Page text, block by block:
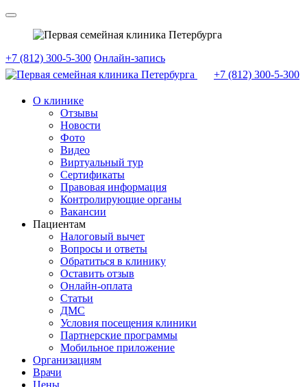
+7 (812) 300-5-300 Онлайн-запись
+7 (812) 300-5-300
О клинике
Отзывы
Новости
Фото
Видео
Виртуальный тур
Сертификаты
Правовая информация
Контролирующие органы
Вакансии
Пациентам
Налоговый вычет
Вопросы и ответы
Обратиться в клинику
Оставить отзыв
Онлайн-оплата
Статьи
ДМС
Условия посещения клиники
Партнерские программы
Мобильное приложение
Организациям
Врачи
Цены